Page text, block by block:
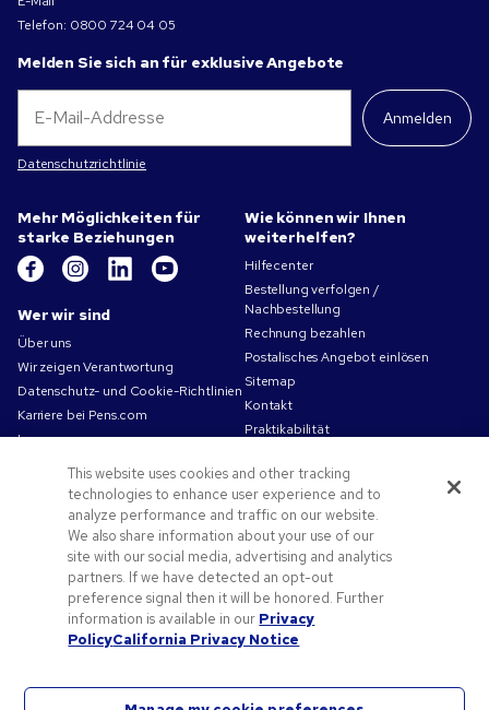
Telefon: 0800 724 04 05
Melden Sie sich an für exklusive Angebote
Anmelden
Datenschutzrichtlinie
Mehr Möglichkeiten für
starke Beziehungen
Wer wir sind
Über uns
Wir zeigen Verantwortung
Datenschutz- und Cookie-Richtlinien
Karriere bei Pens.com
Impressum
Nutzungsbedingungen
Verkaufsbedingungen
Angebote und Ressourcen
Angebotscodes und Gutscheine
Werbeartikel
Druckvorlagen-Tipps
Wie können wir Ihnen
weiterhelfen?
Hilfecenter
Bestellung verfolgen /
Nachbestellung
Rechnung bezahlen
Postalisches Angebot einlösen
Sitemap
Kontakt
Praktikabilität
This website uses cookies and other tracking
technologies to enhance user experience and to
analyze performance and traffic on our website.
We also share information about your use of our
site with our social media, advertising and analytics
partners. If we have detected an opt-out
preference signal then it will be honored. Further
information is available in our Privacy
PolicyCalifornia Privacy Notice